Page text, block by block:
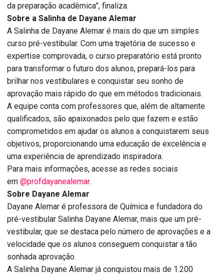
da preparação acadêmica”, finaliza.
Sobre a Salinha de Dayane Alemar
A Salinha de Dayane Alemar é mais do que um simples
curso pré-vestibular. Com uma trajetória de sucesso e
expertise comprovada, o curso preparatório está pronto
para transformar o futuro dos alunos, prepará-los para
brilhar nos vestibulares e conquistar seu sonho de
aprovação mais rápido do que em métodos tradicionais.
A equipe conta com professores que, além de altamente
qualificados, são apaixonados pelo que fazem e estão
comprometidos em ajudar os alunos a conquistarem seus
objetivos, proporcionando uma educação de excelência e
uma experiência de aprendizado inspiradora.
Para mais informações, acesse as redes sociais
em @profdayanealemar.
Sobre Dayane Alemar
Dayane Alemar é professora de Química e fundadora do
pré-vestibular Salinha Dayane Alemar, mais que um pré-
vestibular, que se destaca pelo número de aprovações e a
velocidade que os alunos conseguem conquistar a tão
sonhada aprovação.
A Salinha Dayane Alemar já conquistou mais de 1.200